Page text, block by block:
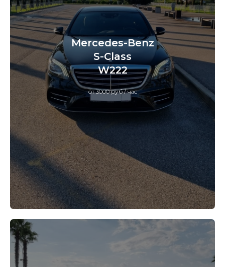
Mercedes-Benz
S-Class
W222
от 3000 руб / час